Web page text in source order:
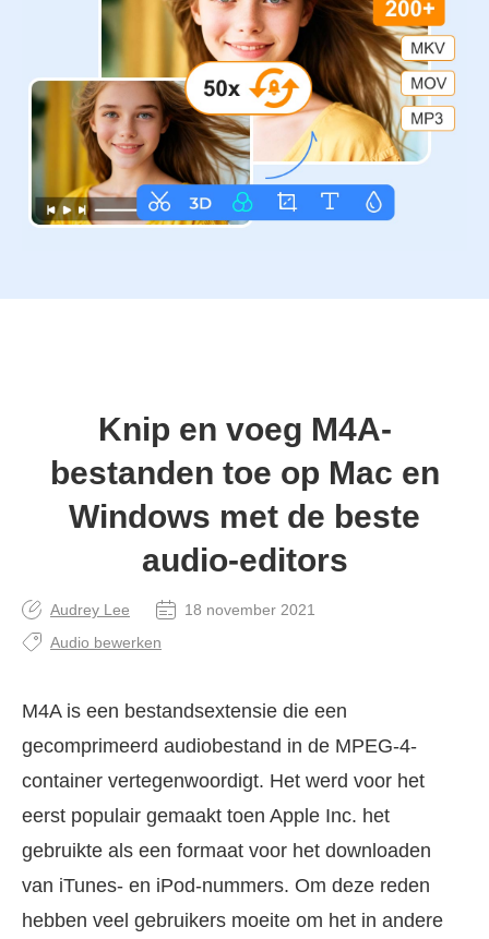
Knip en voeg M4A-
bestanden toe op Mac en
Windows met de beste
audio-editors
Audrey Lee
18 november 2021
Audio bewerken
M4A is een bestandsextensie die een
gecomprimeerd audiobestand in de MPEG-4-
container vertegenwoordigt. Het werd voor het
eerst populair gemaakt toen Apple Inc. het
gebruikte als een formaat voor het downloaden
van iTunes- en iPod-nummers. Om deze reden
hebben veel gebruikers moeite om het in andere